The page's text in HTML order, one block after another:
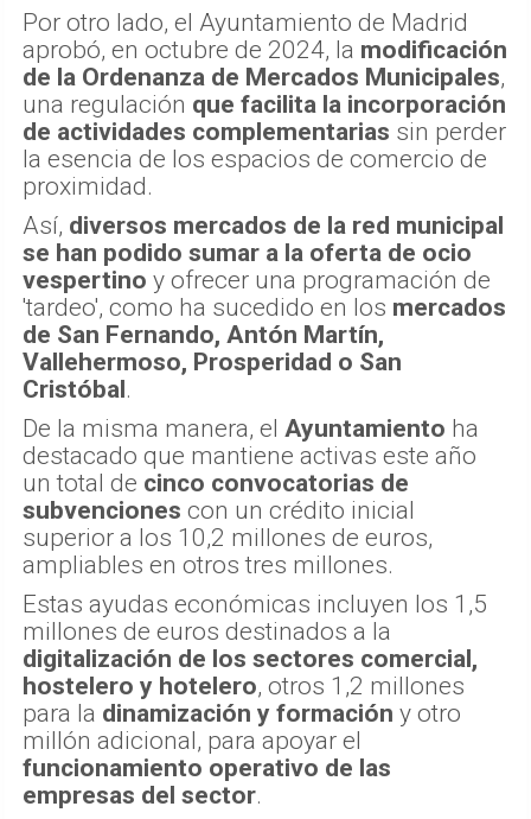
Por otro lado, el Ayuntamiento de Madrid
aprobó, en octubre de 2024, la modificación
de la Ordenanza de Mercados Municipales,
una regulación que facilita la incorporación
de actividades complementarias sin perder
la esencia de los espacios de comercio de
proximidad.
Así, diversos mercados de la red municipal
se han podido sumar a la oferta de ocio
vespertino y ofrecer una programación de
'tardeo', como ha sucedido en los mercados
de San Fernando, Antón Martín,
Vallehermoso, Prosperidad o San
Cristóbal .
De la misma manera, el Ayuntamiento ha
destacado que mantiene activas este año
un total de cinco convocatorias de
subvenciones con un crédito inicial
superior a los 10,2 millones de euros,
ampliables en otros tres millones.
Estas ayudas económicas incluyen los 1,5
millones de euros destinados a la
digitalización de los sectores comercial,
hostelero y hotelero, otros 1,2 millones
para la dinamización y formación y otro
millón adicional, para apoyar el
funcionamiento operativo de las
empresas del sector.